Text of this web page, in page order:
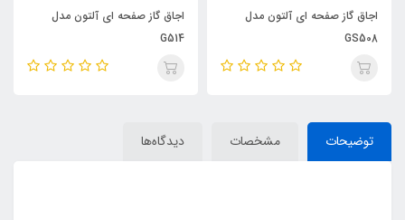
اجاق گاز صفحه ای آلتون مدل
GS508
اجاق گاز صفحه ای آلتون مدل
G514
توضیحات مشخصات دیدگاه‌ها